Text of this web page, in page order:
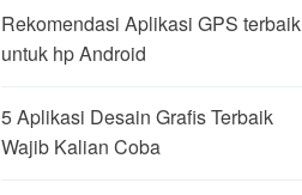
Rekomendasi Aplikasi GPS terbaik
untuk hp Android
5 Aplikasi Desain Grafis Terbaik
Wajib Kalian Coba